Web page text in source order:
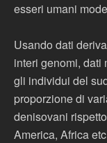
esseri umani
Usando dati
interi genomi, dati
gli individui del
proporzione di
denisovani
America, Africa